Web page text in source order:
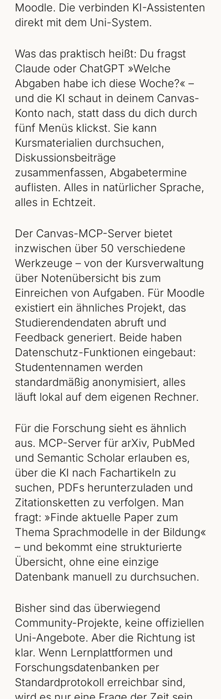
Moodle. Die verbinden KI-Assistenten
direkt mit dem Uni-System.
Was das praktisch heißt: Du fragst
Claude oder ChatGPT »Welche
Abgaben habe ich diese Woche?« –
und die KI schaut in deinem Canvas-
Konto nach, statt dass du dich durch
fünf Menüs klickst. Sie kann
Kursmaterialien durchsuchen,
Diskussionsbeiträge
zusammenfassen, Abgabetermine
auflisten. Alles in natürlicher Sprache,
alles in Echtzeit.
Der Canvas-MCP-Server bietet
inzwischen über 50 verschiedene
Werkzeuge – von der Kursverwaltung
über Notenübersicht bis zum
Einreichen von Aufgaben. Für Moodle
existiert ein ähnliches Projekt, das
Studierendendaten abruft und
Feedback generiert. Beide haben
Datenschutz-Funktionen eingebaut:
Studentennamen werden
standardmäßig anonymisiert, alles
läuft lokal auf dem eigenen Rechner.
Für die Forschung sieht es ähnlich
aus. MCP-Server für arXiv, PubMed
und Semantic Scholar erlauben es,
über die KI nach Fachartikeln zu
suchen, PDFs herunterzuladen und
Zitationsketten zu verfolgen. Man
fragt: »Finde aktuelle Paper zum
Thema Sprachmodelle in der Bildung«
– und bekommt eine strukturierte
Übersicht, ohne eine einzige
Datenbank manuell zu durchsuchen.
Bisher sind das überwiegend
Community-Projekte, keine offiziellen
Uni-Angebote. Aber die Richtung ist
klar. Wenn Lernplattformen und
Forschungsdatenbanken per
Standardprotokoll erreichbar sind,